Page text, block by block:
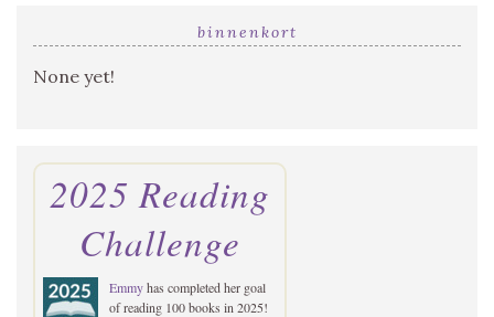
binnenkort
None yet!
2025 Reading
Challenge
Emmyhas completed her goal
of reading 100 books in 2025!